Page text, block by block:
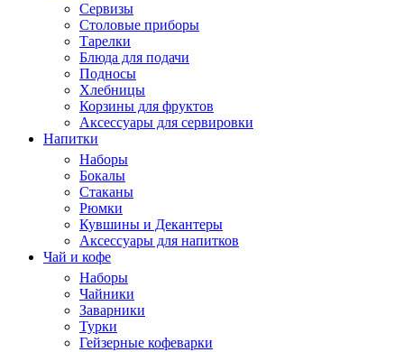
Сервизы
Столовые приборы
Тарелки
Блюда для подачи
Подносы
Хлебницы
Корзины для фруктов
Аксессуары для сервировки
Напитки
Наборы
Бокалы
Стаканы
Рюмки
Кувшины и Декантеры
Аксессуары для напитков
Чай и кофе
Наборы
Чайники
Заварники
Турки
Гейзерные кофеварки